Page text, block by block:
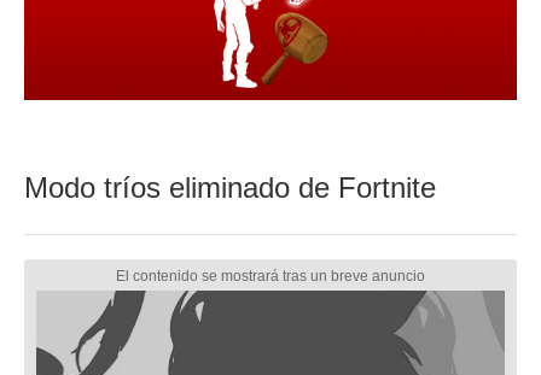
Modo tríos eliminado de Fortnite